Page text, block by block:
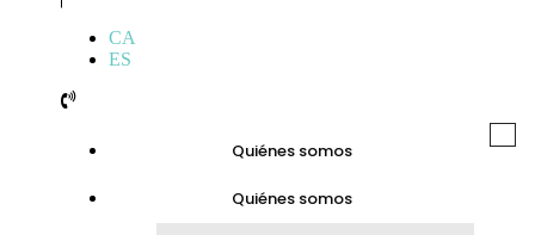
CA
ES
Quiénes somos
Quiénes somos